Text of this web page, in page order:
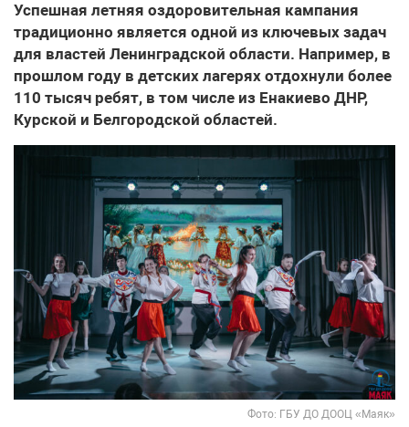
Успешная летняя оздоровительная кампания
традиционно является одной из ключевых задач
для властей Ленинградской области. Например, в
прошлом году в детских лагерях отдохнули более
110 тысяч ребят, в том числе из Енакиево ДНР,
Курской и Белгородской областей.
Фото: ГБУ ДО ДООЦ «Маяк»